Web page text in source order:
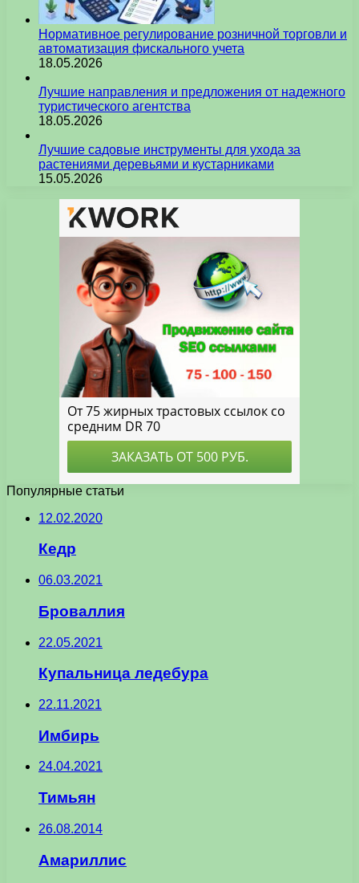
Нормативное регулирование розничной торговли и
автоматизация фискального учета
18.05.2026
Лучшие направления и предложения от надежного
туристического агентства
18.05.2026
Лучшие садовые инструменты для ухода за
растениями деревьями и кустарниками
15.05.2026
Популярные статьи
12.02.2020
Кедр
06.03.2021
Броваллия
22.05.2021
Купальница ледебура
22.11.2021
Имбирь
24.04.2021
Тимьян
26.08.2014
Амариллис